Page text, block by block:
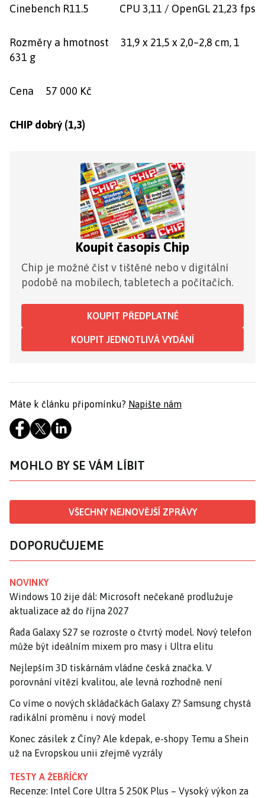
Cinebench R11.5 CPU 3,11 / OpenGL 21,23 fps
Rozměry a hmotnost 31,9 x 21,5 x 2,0–2,8 cm, 1
631 g
Cena 57 000 Kč
CHIP dobrý (1,3)
Koupit časopis Chip
Chip je možné číst v tištěné nebo v digitální
podobě na mobilech, tabletech a počítačích.
KOUPIT PŘEDPLATNÉ
KOUPIT JEDNOTLIVÁ VYDÁNÍ
Máte k článku připomínku? Napište nám
MOHLO BY SE VÁM LÍBIT
VŠECHNY NEJNOVĚJŠÍ ZPRÁVY
DOPORUČUJEME
NOVINKY
Windows 10 žije dál: Microsoft nečekaně prodlužuje
aktualizace až do října 2027
Řada Galaxy S27 se rozroste o čtvrtý model. Nový telefon
může být ideálním mixem pro masy i Ultra elitu
Nejlepším 3D tiskárnám vládne česká značka. V
porovnání vítězí kvalitou, ale levná rozhodně není
Co víme o nových skládačkách Galaxy Z? Samsung chystá
radikální proměnu i nový model
Konec zásilek z Číny? Ale kdepak, e-shopy Temu a Shein
už na Evropskou unii zřejmě vyzrály
TESTY A ŽEBŘÍČKY
Recenze: Intel Core Ultra 5 250K Plus – Vysoký výkon za